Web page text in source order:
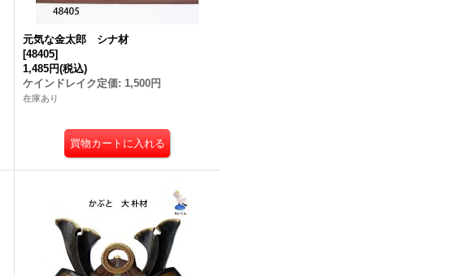
元気な金太郎 シナ材
[48405]
1,485円(税込)
ケインドレイク定価: 1,500円
在庫あり